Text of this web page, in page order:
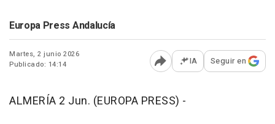
Europa Press Andalucía
Martes, 2 junio 2026
Publicado: 14:14
Abrir opciones para
IA Seguir en
ALMERÍA 2 Jun. (EUROPA PRESS) -